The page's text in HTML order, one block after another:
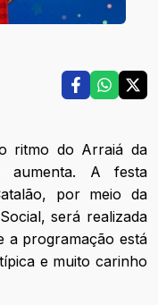
ritmo do Arraiá da
aumenta. A festa
por meio da
será realizada
a programação está
e muito carinho